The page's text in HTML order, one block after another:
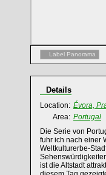
Label Panorama
Details
Location: Évora,
Area: Portugal
Die Serie von
fuhr ich nach einer
Weltkulturerbe-
ist die Altstadt